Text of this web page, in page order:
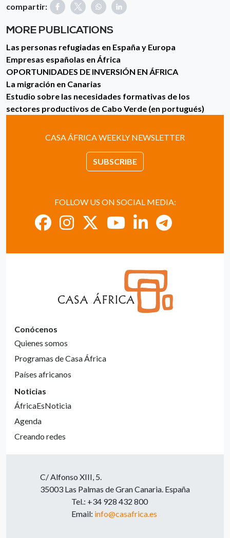
compartir:
MORE PUBLICATIONS
Las personas refugiadas en España y Europa
Empresas españolas en África
OPORTUNIDADES DE INVERSIÓN EN ÁFRICA
La migración en Canarias
Estudio sobre las necesidades formativas de los
sectores productivos de Cabo Verde (en portugués)
CASA ÁFRICA WEEKLY NEWSLETTER
SUBSCRIBE
FOLLOW US ON SOCIAL MEDIA:
Conócenos
Quienes somos
Programas de Casa África
Países africanos
Noticias
ÁfricaEsNoticia
Agenda
Creando redes
C/ Alfonso XIII, 5.
35003 Las Palmas de Gran Canaria. España
Tel.: +34 928 432 800
Email: info@casafrica.es